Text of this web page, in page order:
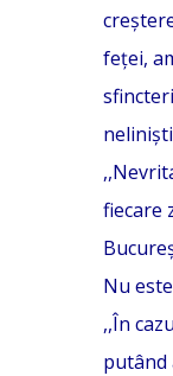
feței,
fiecare
Nu
,,În
putând